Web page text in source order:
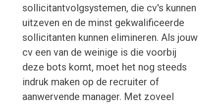
sollicitantvolgsystemen, die cv's kunnen
uitzeven en de minst gekwalificeerde
sollicitanten kunnen elimineren. Als jouw
cv een van de weinige is die voorbij
deze bots komt, moet het nog steeds
indruk maken op de recruiter of
aanwervende manager. Met zoveel